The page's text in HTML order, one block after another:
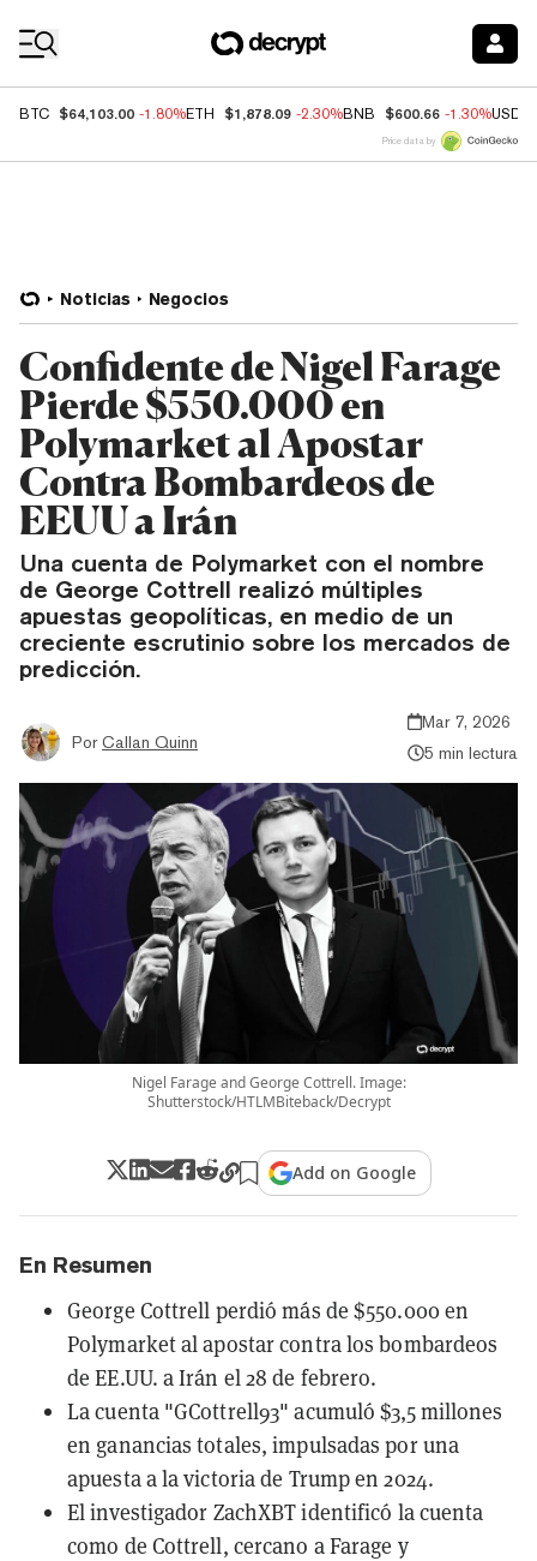
BTC $64,103.00 -1.80%ETH $1,878.09 -2.30%BNB $600.66 -1.30%USDC
Price data by
Noticias Negocios
Confidente de Nigel Farage
Pierde $550.000 en
Polymarket al Apostar
Contra Bombardeos de
EEUU a Irán
Una cuenta de Polymarket con el nombre
de George Cottrell realizó múltiples
apuestas geopolíticas, en medio de un
creciente escrutinio sobre los mercados de
predicción.
Por Callan Quinn
Mar 7, 2026
5 min lectura
Nigel Farage and George Cottrell. Image:
Shutterstock/HTLMBiteback/Decrypt
Add on Google
En Resumen
George Cottrell perdió más de $550.000 en
Polymarket al apostar contra los bombardeos
de EE.UU. a Irán el 28 de febrero.
La cuenta "GCottrell93" acumuló $3,5 millones
en ganancias totales, impulsadas por una
apuesta a la victoria de Trump en 2024.
El investigador ZachXBT identificó la cuenta
como de Cottrell, cercano a Farage y